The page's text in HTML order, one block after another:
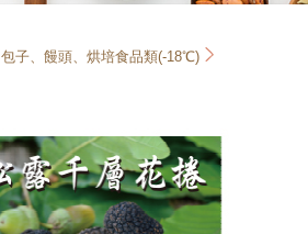
包子、饅頭、烘培食品類(-18℃)